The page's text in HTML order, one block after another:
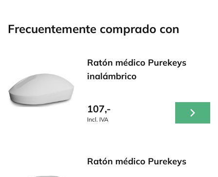
Frecuentemente comprado con
Ratón médico Purekeys
inalámbrico
107,-
Incl. IVA
Ratón médico Purekeys